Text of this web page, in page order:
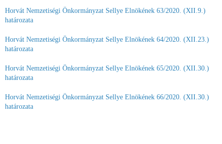
Horvát Nemzetiségi Önkormányzat Sellye Elnökének 63/2020. (XII.9.)
határozata
Horvát Nemzetiségi Önkormányzat Sellye Elnökének 64/2020. (XII.23.)
határozata
Horvát Nemzetiségi Önkormányzat Sellye Elnökének 65/2020. (XII.30.)
határozata
Horvát Nemzetiségi Önkormányzat Sellye Elnökének 66/2020. (XII.30.)
határozata